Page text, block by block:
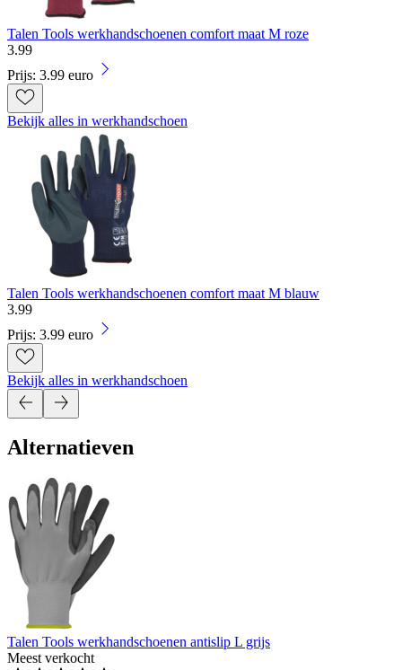
Talen Tools werkhandschoenen comfort maat M roze
3.99
Prijs: 3.99 euro
Bekijk alles in werkhandschoen
Talen Tools werkhandschoenen comfort maat M blauw
3.99
Prijs: 3.99 euro
Bekijk alles in werkhandschoen
Alternatieven
Talen Tools werkhandschoenen antislip L grijs
Meest verkocht